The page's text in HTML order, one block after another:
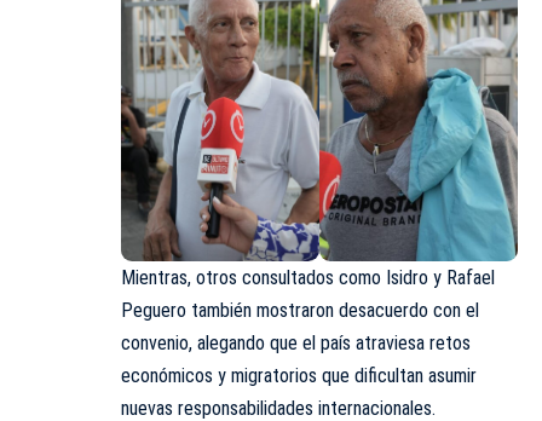
Mientras, otros consultados como Isidro y Rafael
Peguero también mostraron desacuerdo con el
convenio, alegando que el país atraviesa retos
económicos y migratorios que dificultan asumir
nuevas responsabilidades internacionales.